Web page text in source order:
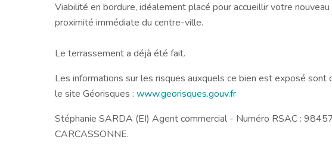
Viabilité en bordure, idéalement placé pour accueillir votre
proximité immédiate du centre-ville.
Le terrassement a déjà été fait.
Les informations sur les risques auxquels ce bien est exposé sont
le site Géorisques : www.georisques.gouv.fr
Stéphanie SARDA (EI) Agent commercial - Numéro RSAC :
CARCASSONNE.